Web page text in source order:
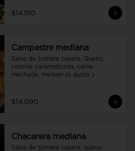
$14.190
Campestre mediana
Salsa de tomate casera, Queso,
cebolla caramelizada, carne
mechada, merken (a gusto )
$14.090
Chacarera mediana
Salsa de tomate casera, queso,